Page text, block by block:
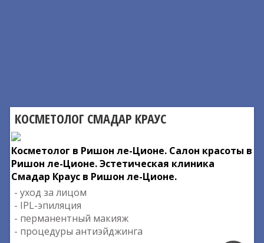
КОСМЕТОЛОГ СМАДАР КРАУС
Косметолог в Ришон ле-Ционе. Салон красоты в
Ришон ле-Ционе. Эстетическая клиника
Смадар Краус в Ришон ле-Ционе.
- уход за лицом
- IPL-эпиляция
- перманентный макияж
- процедуры антиэйджинга